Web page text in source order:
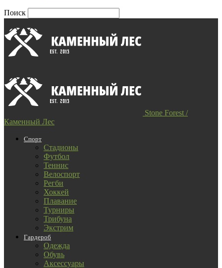
Поиск
Stone Forest /
Каменный Лес
Спорт
Стадионы
Футбол
Теннис
Велоспорт
Регби
Хоккей
Плавание
Турниры
Трибуна
Экстрим
Гардероб
Одежда
Обувь
Аксессуары